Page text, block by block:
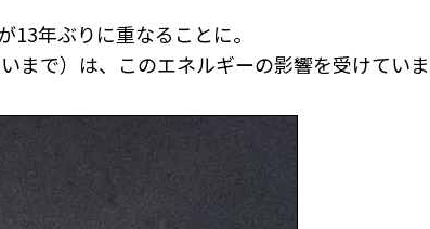
年ぶりに重なることに。
まで）は、このエネルギーの影響を受けていま